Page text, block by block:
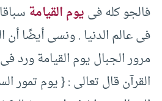
فالجو كله فىيوم القيامة
فى عالم الدنيا .‏ ونسى أيضًا
مرور الجبال يوم القيامة
القرآن قال تعالى :‏ { ‏يوم تمور